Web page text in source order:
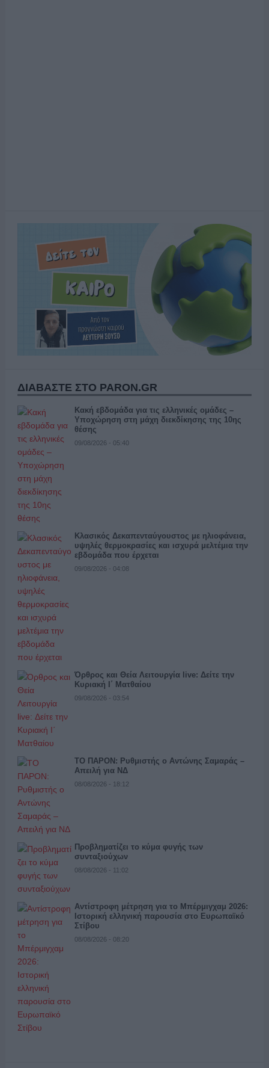
ΔΙΑΒΑΣΤΕ ΣΤΟ PARON.GR
Κακή εβδομάδα για τις ελληνικές ομάδες –
Υποχώρηση στη μάχη διεκδίκησης της 10ης
θέσης
09/08/2026 - 05:40
Κλασικός Δεκαπενταύγουστος με ηλιοφάνεια,
υψηλές θερμοκρασίες και ισχυρά μελτέμια την
εβδομάδα που έρχεται
09/08/2026 - 04:08
Όρθρος και Θεία Λειτουργία live: Δείτε την
Κυριακή Ι΄ Ματθαίου
09/08/2026 - 03:54
ΤΟ ΠΑΡΟΝ: Ρυθμιστής ο Αντώνης Σαμαράς –
Απειλή για ΝΔ
08/08/2026 - 18:12
Προβληματίζει το κύμα φυγής των
συνταξιούχων
08/08/2026 - 11:02
Αντίστροφη μέτρηση για το Μπέρμιγχαμ 2026:
Ιστορική ελληνική παρουσία στο Ευρωπαϊκό
Στίβου
08/08/2026 - 08:20